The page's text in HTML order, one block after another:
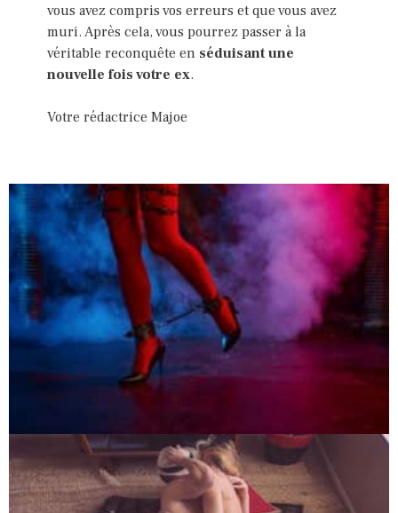
vous avez compris vos erreurs et que vous avez
muri. Après cela, vous pourrez passer à la
véritable reconquête en séduisant une
nouvelle fois votre ex.
Votre rédactrice Majoe